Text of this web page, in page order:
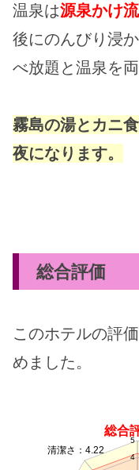
温泉は源泉かけ
後にのんびり浸
べ放題と温泉を
霧島の湯とカニ
夜になります。
総合評価
このホテルの評
めました。
4
5
総合
清潔さ：4.22